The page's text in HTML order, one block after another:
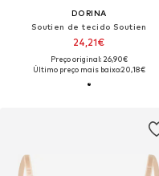
DORINA
Soutien de tecido Soutien
24,21€
Preço original: 26,90€
Último preço mais baixo:20,18€